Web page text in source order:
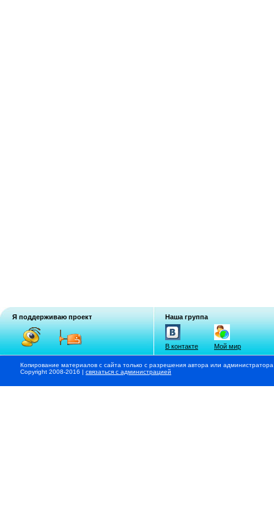
Я поддерживаю проект Наша группа
В контакте Мой мир
Копирование материалов с сайта только с разрешения автора или
Copyright 2008-2016 | связаться с администрацией